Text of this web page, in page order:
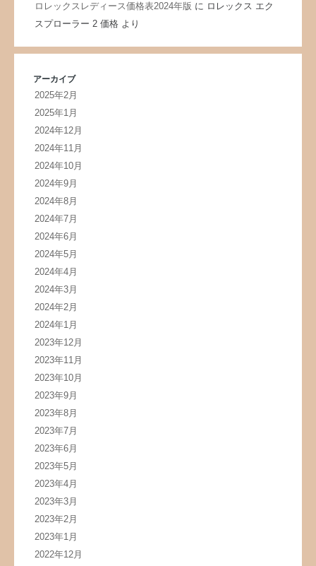
ロレックスレディース価格表2024年版 に ロレックス エク
スプローラー 2 価格より
アーカイブ
2025年2月
2025年1月
2024年12月
2024年11月
2024年10月
2024年9月
2024年8月
2024年7月
2024年6月
2024年5月
2024年4月
2024年3月
2024年2月
2024年1月
2023年12月
2023年11月
2023年10月
2023年9月
2023年8月
2023年7月
2023年6月
2023年5月
2023年4月
2023年3月
2023年2月
2023年1月
2022年12月